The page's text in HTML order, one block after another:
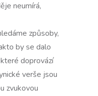
neumírá,
způsoby,
by se dalo
doprovází
verše jsou
zvukovou